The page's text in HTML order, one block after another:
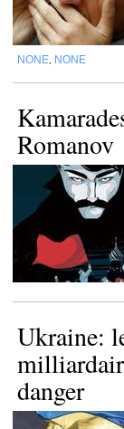
NONE NONE
Romanov
Ukraine:
danger